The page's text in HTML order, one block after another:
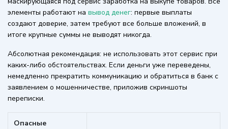
элементы работают на вывод денег: первые выплаты
создают доверие, затем требуют все больше вложений, в
итоге крупные суммы не выводят никогда.
Абсолютная рекомендация: не использовать этот сервис при
каких-либо обстоятельствах. Если деньги уже переведены,
немедленно прекратить коммуникацию и обратиться в банк с
заявлением о мошенничестве, приложив скриншоты
переписки.
Опасные